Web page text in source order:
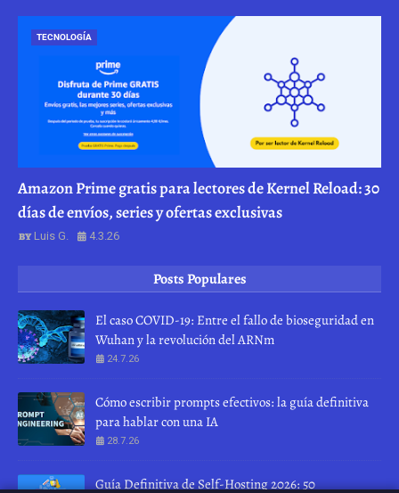
TECNOLOGÍA
Amazon Prime gratis para lectores de Kernel Reload: 30
días de envíos, series y ofertas exclusivas
Luis G. 4.3.26
Posts Populares
El caso COVID-19: Entre el fallo de bioseguridad en
Wuhan y la revolución del ARNm
24.7.26
Cómo escribir prompts efectivos: la guía definitiva
para hablar con una IA
28.7.26
Guía Definitiva de Self-Hosting 2026: 50